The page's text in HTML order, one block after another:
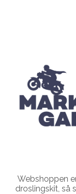
Webshoppen
droslingskit, så